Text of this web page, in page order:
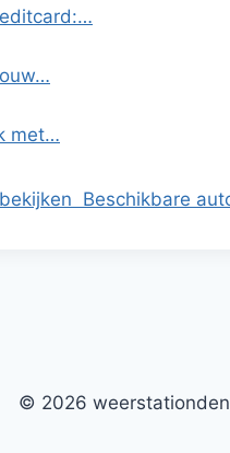
met…
Beschikbare
© 2026